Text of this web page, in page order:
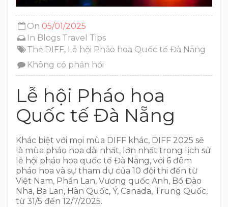
On 05/01/2025
In Blogs Travel Tips
Thẻ: DIFF, Lễ hội Pháo hoa Quốc tế Đà Nẵng
Không có phản hồi
Lễ hội Pháo hoa
Quốc tế Đà Nẵng
Khác biệt với mọi mùa DIFF khác, DIFF 2025 sẽ
là mùa pháo hoa dài nhất, lớn nhất trong lịch sử
lễ hội pháo hoa quốc tế Đà Nẵng, với 6 đêm
pháo hoa và sự tham dự của 10 đội thi đến từ
Việt Nam, Phần Lan, Vương quốc Anh, Bồ Đào
Nha, Ba Lan, Hàn Quốc, Ý, Canada, Trung Quốc,
từ 31/5 đến 12/7/2025.